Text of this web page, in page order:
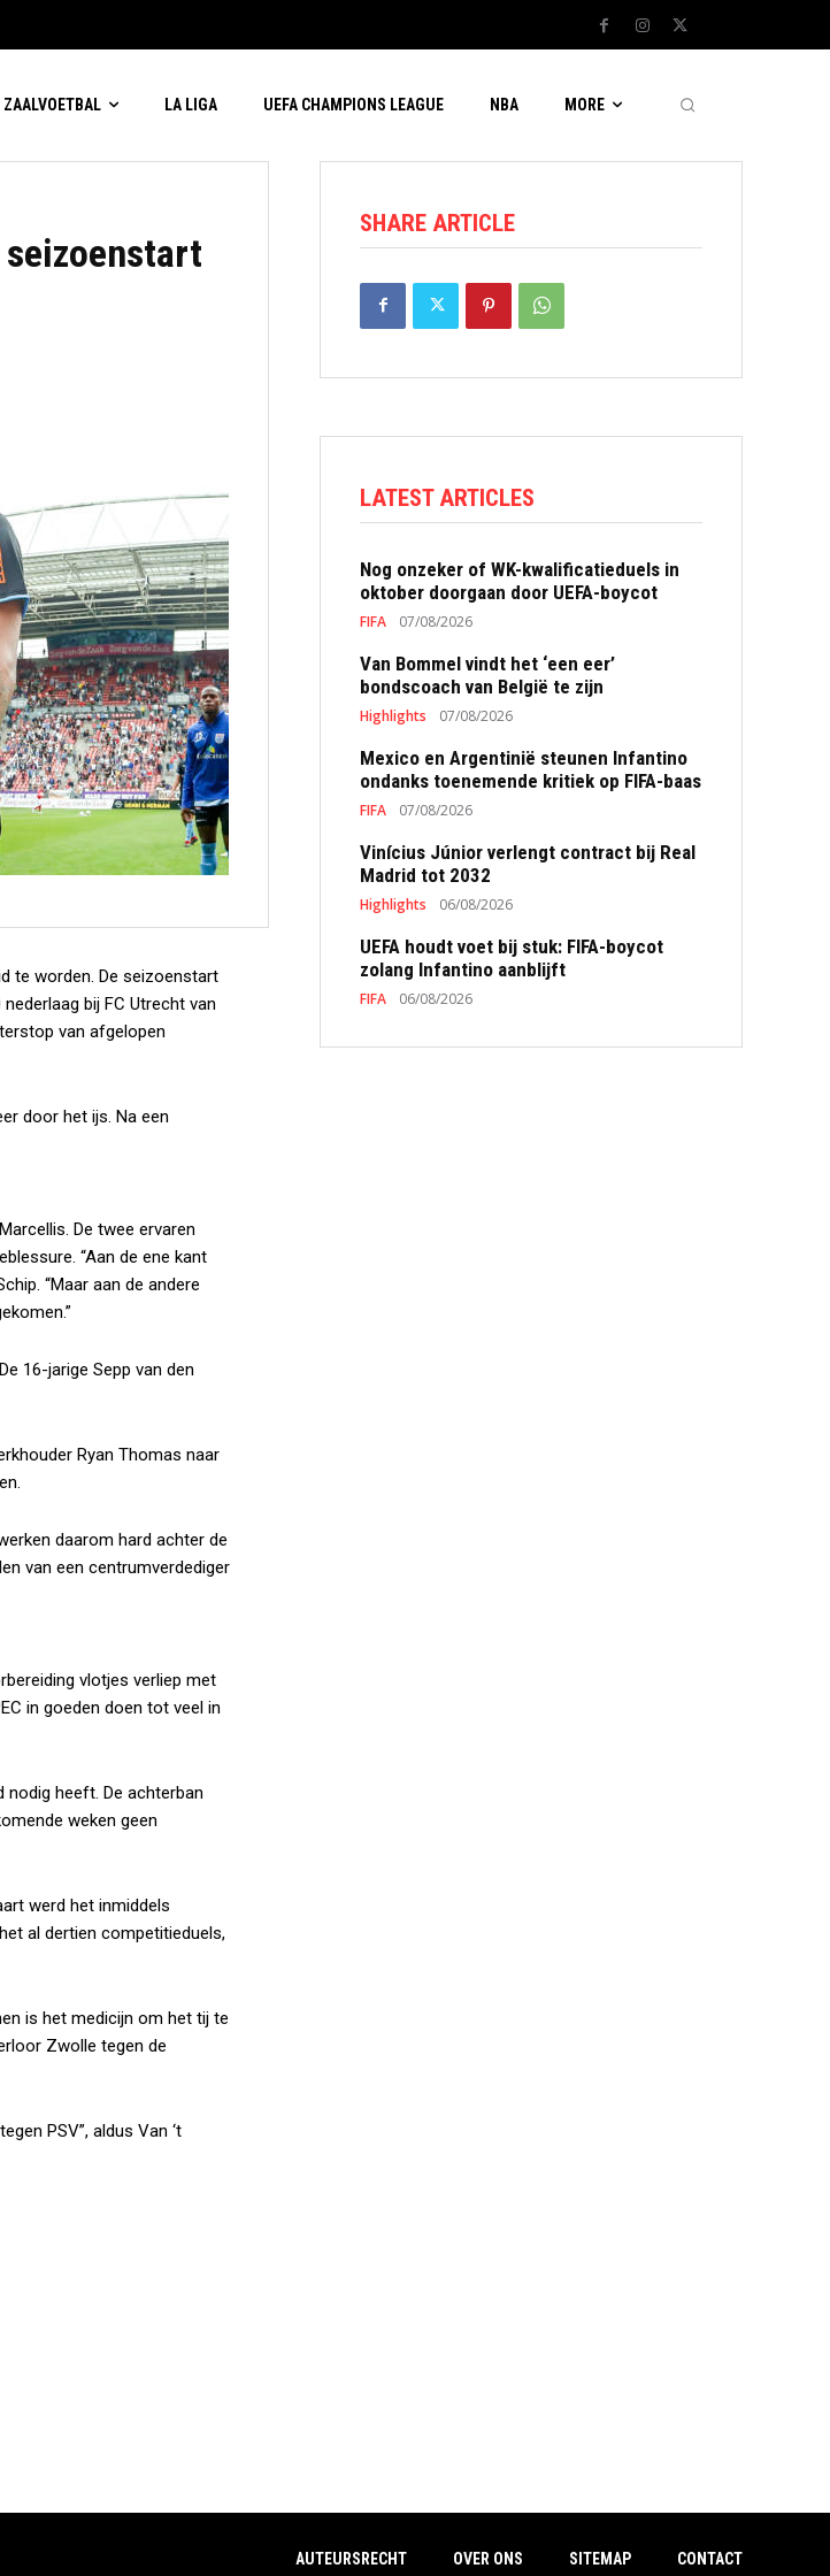
ZAALVOETBAL LA LIGA UEFA CHAMPIONS LEAGUE NBA MORE
te worden. De seizoenstart
bij FC Utrecht van
van afgelopen
door het ijs. Na een
De twee ervaren
“Aan de ene kant
“Maar aan de andere
16-jarige Sepp van den
Ryan Thomas naar
daarom hard achter de
van een centrumverdediger
vlotjes verliep met
in goeden doen tot veel in
nodig heeft. De achterban
weken geen
werd het inmiddels
al dertien competitieduels,
is het medicijn om het tij te
Zwolle tegen de
PSV”, aldus Van ‘t
SHARE ARTICLE
LATEST ARTICLES
Nog onzeker of WK-kwalificatieduels in
oktober doorgaan door UEFA-boycot
FIFA 07/08/2026
Van Bommel vindt het ‘een eer’
bondscoach van België te zijn
Highlights 07/08/2026
Mexico en Argentinië steunen Infantino
ondanks toenemende kritiek op FIFA-baas
FIFA 07/08/2026
Vinícius Júnior verlengt contract bij Real
Madrid tot 2032
Highlights 06/08/2026
UEFA houdt voet bij stuk: FIFA-boycot
zolang Infantino aanblijft
FIFA 06/08/2026
AUTEURSRECHT OVER ONS SITEMAP CONTACT